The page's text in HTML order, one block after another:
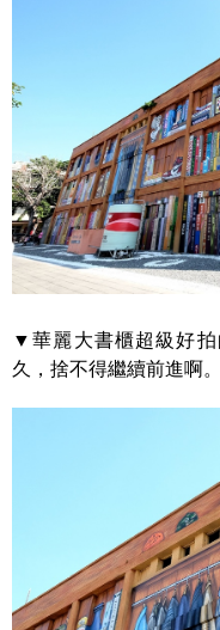
▼華麗大書櫃超級好
久，捨不得繼續前進啊。